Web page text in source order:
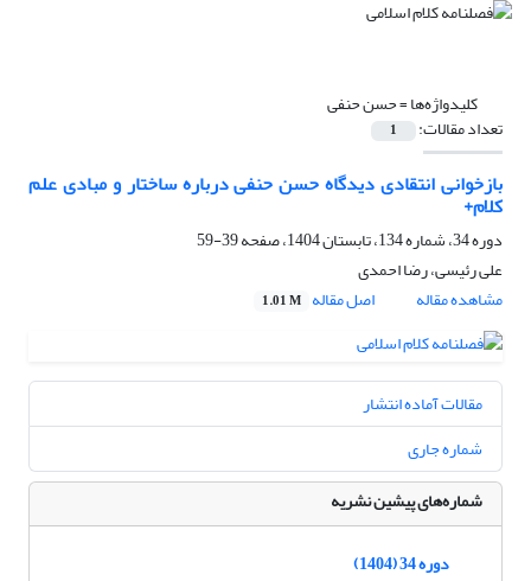
کلیدواژه‌ها =حسن حنفی
تعداد مقالات: 1
بازخوانی انتقادی دیدگاه حسن حنفی درباره‌ ساختار و مبادی علم
کلام+
دوره 34، شماره 134، تابستان 1404، صفحه
39-59
علی رئیسی، رضا احمدی
مشاهده مقاله
اصل مقاله 1.01 M
مقالات آماده انتشار
شماره جاری
شماره‌های پیشین نشریه
دوره 34 (1404)